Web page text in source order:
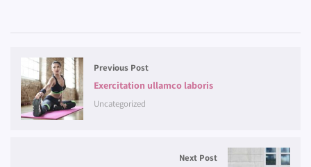
Previous Post
Exercitation ullamco laboris
Uncategorized
Next Post